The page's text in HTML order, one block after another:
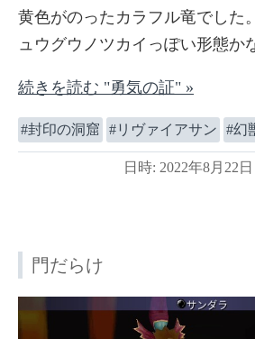
黄色がのったカラフル竜でした
ュウグウノツカイっぽい形態か
続きを読む "勇気の証" »
封印の洞窟 リヴァイアサン 幻
日時: 2022年8月22日
門だらけ